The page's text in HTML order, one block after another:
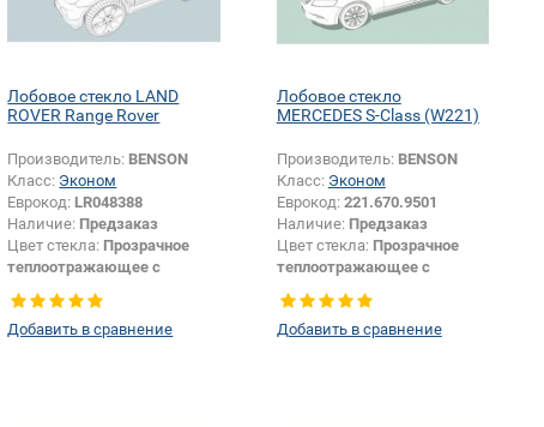
Лобовое стекло LAND
ROVER Range Rover
Производитель: BENSON
Класс: Эконом
Еврокод: LR048388
Наличие: Предзаказ
Цвет стекла: Прозрачное
теплоотражающее с
шумоизоляцией
Тип кузова:Внедорожник
Появление или изменение
Добавить в сравнение
Лобовое стекло
MERCEDES S-Class (W221)
Производитель: BENSON
Класс: Эконом
Еврокод: 221.670.9501
Наличие: Предзаказ
Цвет стекла: Прозрачное
теплоотражающее с
шумоизоляцией
Тип кузова:Седан
Изменение аксессуаров:
Добавить в сравнение